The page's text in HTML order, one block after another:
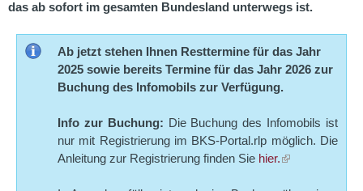
das ab sofort im gesamten Bundesland unterwegs ist.
Ab jetzt stehen Ihnen Resttermine für das Jahr
2025 sowie bereits Termine für das Jahr 2026 zur
Buchung des Infomobils zur Verfügung.
Info zur Buchung: Die Buchung des Infomobils ist
nur mit Registrierung im BKS-Portal.rlp möglich. Die
Anleitung zur Registrierung finden Sie hier.